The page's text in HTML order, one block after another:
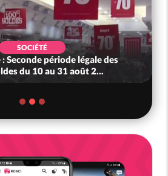
POLITIQUE
Sénégal : Le ministre de la Justice
responsables de déclarer leur...